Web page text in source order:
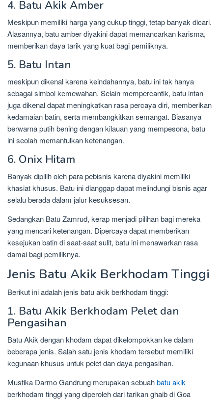
4. Batu Akik Amber
Meskipun memiliki harga yang cukup tinggi, tetap banyak dicari.
Alasannya, batu amber diyakini dapat memancarkan karisma,
memberikan daya tarik yang kuat bagi pemiliknya.
5. Batu Intan
meskipun dikenal karena keindahannya, batu ini tak hanya
sebagai simbol kemewahan. Selain mempercantik, batu intan
juga dikenal dapat meningkatkan rasa percaya diri, memberikan
kedamaian batin, serta membangkitkan semangat. Biasanya
berwarna putih bening dengan kilauan yang mempesona, batu
ini seolah memantulkan ketenangan.
6. Onix Hitam
Banyak dipilih oleh para pebisnis karena diyakini memiliki
khasiat khusus. Batu ini dianggap dapat melindungi bisnis agar
selalu berada dalam jalur kesuksesan.
Sedangkan Batu Zamrud, kerap menjadi pilihan bagi mereka
yang mencari ketenangan. Dipercaya dapat memberikan
kesejukan batin di saat-saat sulit, batu ini menawarkan rasa
damai bagi pemiliknya.
Jenis Batu Akik Berkhodam Tinggi
Berikut ini adalah jenis batu akik berkhodam tinggi:
1. Batu Akik Berkhodam Pelet dan
Pengasihan
Batu Akik dengan khodam dapat dikelompokkan ke dalam
beberapa jenis. Salah satu jenis khodam tersebut memiliki
kegunaan khusus untuk pelet dan daya pengasihan.
Mustika Darmo Gandrung merupakan sebuahbatu akik
berkhodam tinggi yang diperoleh dari tarikan ghaib di Goa